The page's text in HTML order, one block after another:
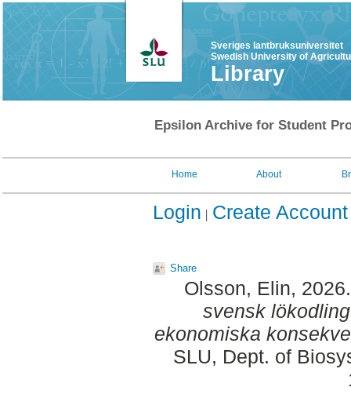
Sveriges lantbruksuniversitet
Swedish University of
Library
Epsilon Archive for Student
Home About
Login Create Account
Share
Olsson, Elin,
svensk
ekonomiska
SLU, Dept. of